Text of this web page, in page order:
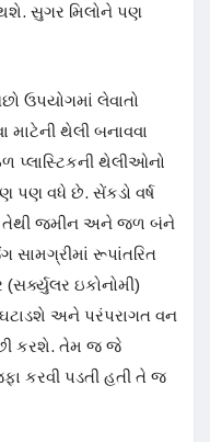
સુગર મિલોને પણ
ઉપયોગમાં લેવાતો
માટેની થેલી બનાવવા
પ્લાસ્ટિકની થેલીઓનો
પણ વધે છે. સેંકડો વર્ષ
તેથી જમીન અને જળ બંને
રૂપાંતરિત
ઇકોનોમી)
અને પરંપરાગત વન
કરશે. તેમ જ જે
કરવી પડતી હતી તે જ